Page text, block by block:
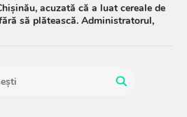
acuzată că a luat cereale de
să plătească. Administratorul,